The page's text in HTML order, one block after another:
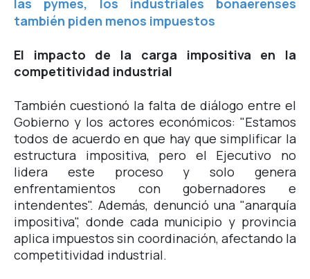
las pymes, los industriales bonaerenses
también piden menos impuestos
El impacto de la carga impositiva en la
competitividad industrial
También cuestionó la falta de diálogo entre el
Gobierno y los actores económicos: "Estamos
todos de acuerdo en que hay que simplificar la
estructura impositiva, pero el Ejecutivo no
lidera este proceso y solo genera
enfrentamientos con gobernadores e
intendentes". Además, denunció una "anarquía
impositiva", donde cada municipio y provincia
aplica impuestos sin coordinación, afectando la
competitividad industrial.